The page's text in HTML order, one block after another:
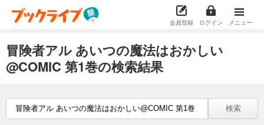
会員登録 ログイン メニュー
冒険者アル あいつの魔法はおかしい
@COMIC 第1巻の検索結果
検索